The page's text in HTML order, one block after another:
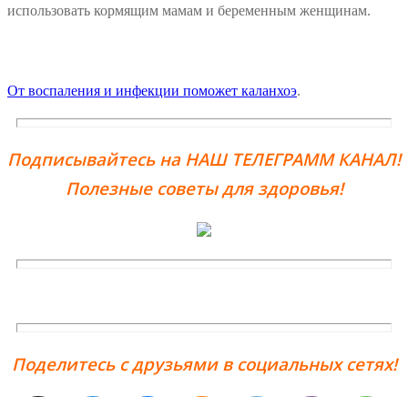
использовать кормящим мамам и беременным женщинам.
От воспаления и инфекции поможет каланхоэ.
Подписывайтесь на НАШ ТЕЛЕГРАММ КАНАЛ!
Полезные советы для здоровья!
Поделитесь с друзьями в социальных сетях!